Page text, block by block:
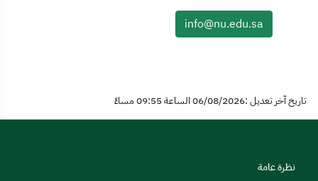
info@nu.edu.sa
تاريخ آخر تعديل :06/08/2026 الساعة 09:55 مساءً
نظرة عامة